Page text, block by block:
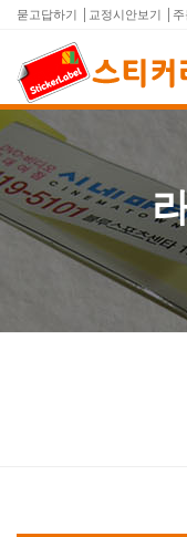
묻고답하기 교정시안보기